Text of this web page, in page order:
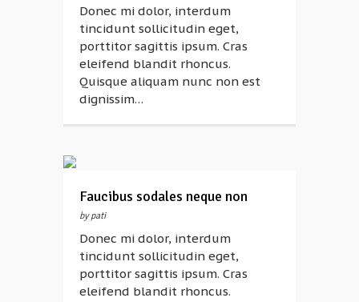
Donec mi dolor, interdum
tincidunt sollicitudin eget,
porttitor sagittis ipsum. Cras
eleifend blandit rhoncus.
Quisque aliquam nunc non est
dignissim…
Faucibus sodales neque non
by pati
Donec mi dolor, interdum
tincidunt sollicitudin eget,
porttitor sagittis ipsum. Cras
eleifend blandit rhoncus.